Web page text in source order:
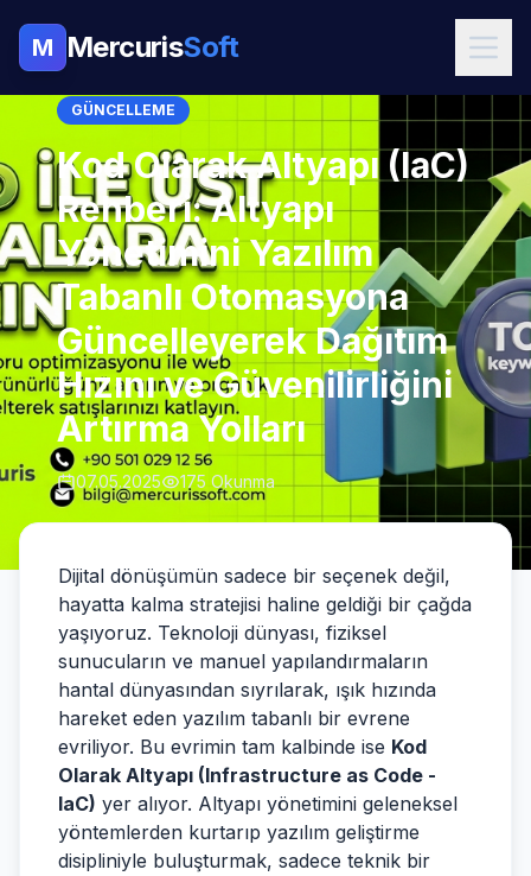
M MercurisSoft
GÜNCELLEME
Kod Olarak Altyapı (IaC)
Rehberi: Altyapı
Yönetimini Yazılım
Tabanlı Otomasyona
Güncelleyerek Dağıtım
Hızını ve Güvenilirliğini
Artırma Yolları
07.05.2025 175 Okunma
Dijital dönüşümün sadece bir seçenek değil,
hayatta kalma stratejisi haline geldiği bir çağda
yaşıyoruz. Teknoloji dünyası, fiziksel
sunucuların ve manuel yapılandırmaların
hantal dünyasından sıyrılarak, ışık hızında
hareket eden yazılım tabanlı bir evrene
evriliyor. Bu evrimin tam kalbinde ise Kod
Olarak Altyapı (Infrastructure as Code -
IaC) yer alıyor. Altyapı yönetimini geleneksel
yöntemlerden kurtarıp yazılım geliştirme
disipliniyle buluşturmak, sadece teknik bir